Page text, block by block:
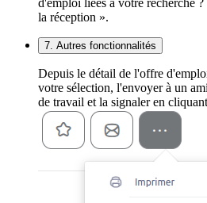
d'emploi liées à votre recherche
la réception ».
7. Autres fonctionnalités
Depuis le détail de l'offre
votre sélection, l'envoyer à un
de travail et la signaler en